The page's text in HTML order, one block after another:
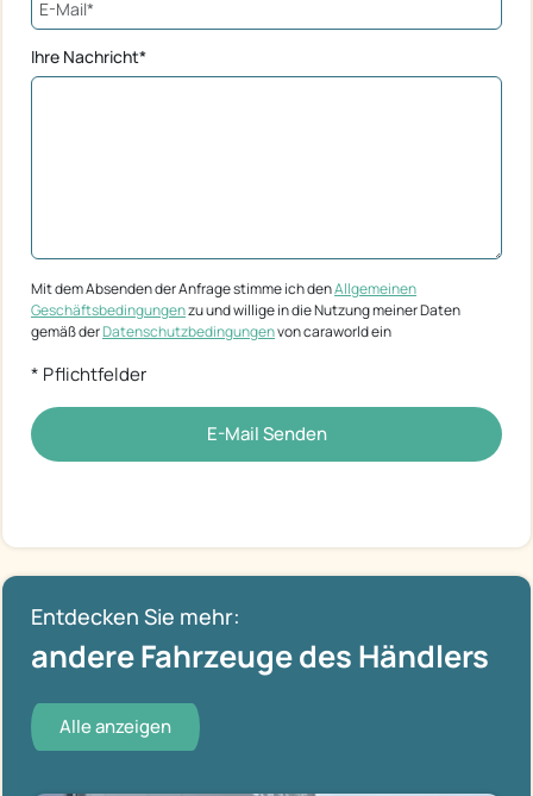
Ihre Nachricht*
Mit dem Absenden der Anfrage stimme ich denAllgemeinen
Geschäftsbedingungenzu und willige in die Nutzung meiner Daten
gemäß derDatenschutzbedingungenvon caraworld ein
* Pflichtfelder
E-Mail Senden
Entdecken Sie mehr:
andere Fahrzeuge des Händlers
Alle anzeigen